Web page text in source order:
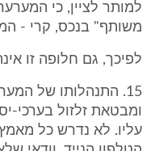
למותר לציין, כי
משותף" בנכס, קרי -
לפיכך, גם חלופה זו
15. התנהלותו של
ומבטאת זלזול בערכי-
עליו. לא נדרש כל